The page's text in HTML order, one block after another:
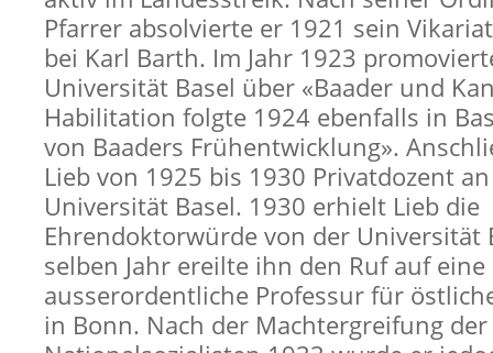
Pfarrer absolvierte er 1921 sein
bei Karl Barth. Im Jahr 1923
Universität Basel über «Baader und
Habilitation folgte 1924 ebenfalls in
von Baaders Frühentwicklung».
Lieb von 1925 bis 1930 Privatdozent
Universität Basel. 1930 erhielt Lieb die
Ehrendoktorwürde von der Universität
selben Jahr ereilte ihn den Ruf auf eine
ausserordentliche Professur für
in Bonn. Nach der Machtergreifung der